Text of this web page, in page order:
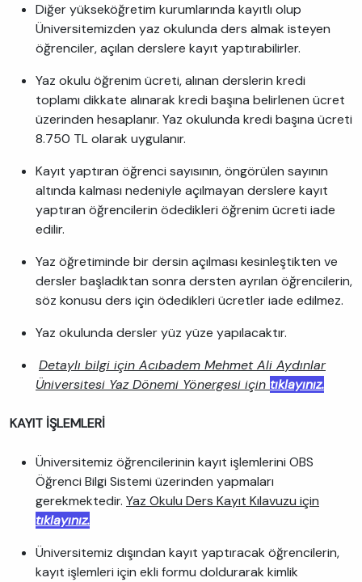
Diğer yükseköğretim kurumlarında kayıtlı olup
Üniversitemizden yaz okulunda ders almak isteyen
öğrenciler, açılan derslere kayıt yaptırabilirler.
Yaz okulu öğrenim ücreti, alınan derslerin kredi
toplamı dikkate alınarak kredi başına belirlenen ücret
üzerinden hesaplanır. Yaz okulunda kredi başına ücreti
8.750 TL olarak uygulanır.
Kayıt yaptıran öğrenci sayısının, öngörülen sayının
altında kalması nedeniyle açılmayan derslere kayıt
yaptıran öğrencilerin ödedikleri öğrenim ücreti iade
edilir.
Yaz öğretiminde bir dersin açılması kesinleştikten ve
dersler başladıktan sonra dersten ayrılan öğrencilerin,
söz konusu ders için ödedikleri ücretler iade edilmez.
Yaz okulunda dersler yüz yüze yapılacaktır.
Detaylı bilgi için Acıbadem Mehmet Ali Aydınlar
Üniversitesi Yaz Dönemi Yönergesi için tıklayınız.
KAYIT İŞLEMLERİ
Üniversitemiz öğrencilerinin kayıt işlemlerini OBS
Öğrenci Bilgi Sistemi üzerinden yapmaları
gerekmektedir. Yaz Okulu Ders Kayıt Kılavuzu için
tıklayınız.
Üniversitemiz dışından kayıt yaptıracak öğrencilerin,
kayıt işlemleri için ekli formu doldurarak kimlik